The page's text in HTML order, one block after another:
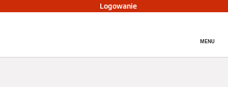
Logowanie
MENU